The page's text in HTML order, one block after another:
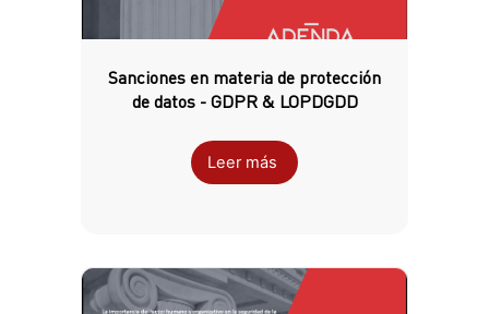
Sanciones en materia de protección
de datos - GDPR & LOPDGDD
Leer más